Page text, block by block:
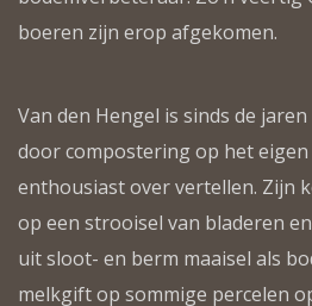
boeren zijn erop afgekomen.
Van den Hengel is sinds de
door compostering op het
enthousiast over vertellen. Zijn
op een strooisel van bladeren
uit sloot- en berm maaisel als
melkgift op sommige percelen